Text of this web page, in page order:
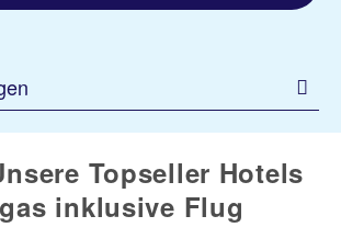
Topseller Hotels
inklusive Flug